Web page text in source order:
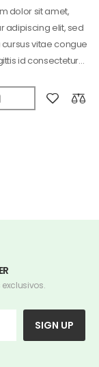
dolor sit amet,
adipiscing elit, sed
vitae congue
id consectetur
SIGN UP